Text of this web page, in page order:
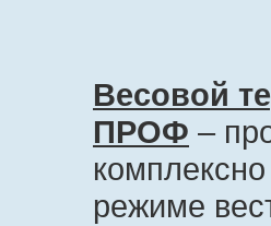
Весовой
ПРОФ –
режиме